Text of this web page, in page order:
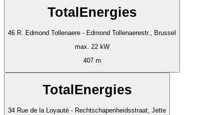
TotalEnergies
46 R. Edmond Tollenaere - Edmond Tollenaerestr., Brussel
max. 22 kW
407 m
TotalEnergies
34 Rue de la Loyauté - Rechtschapenheidsstraat, Jette